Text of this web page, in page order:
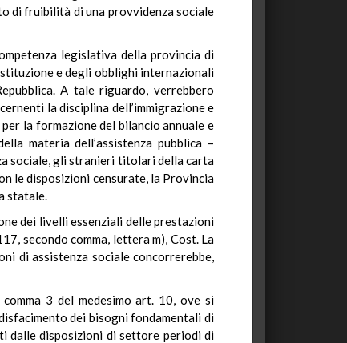
di fruibilità di una provvidenza sociale
legislativa della provincia di
e degli obblighi internazionali
A tale riguardo, verrebbero
la disciplina dell’immigrazione e
la formazione del bilancio annuale e
materia dell’assistenza pubblica –
sociale, gli stranieri titolari della carta
le disposizioni censurate, la Provincia
statale.
dei livelli essenziali delle prestazioni
secondo comma, lettera m), Cost. La
di assistenza sociale concorrerebbe,
3 del medesimo art. 10, ove si
dei bisogni fondamentali di
dalle disposizioni di settore periodi di